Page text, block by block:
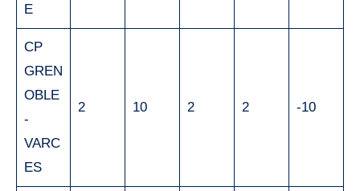
E
CP
GREN
OBLE
-
VARC
ES
2 10 2 2 -10